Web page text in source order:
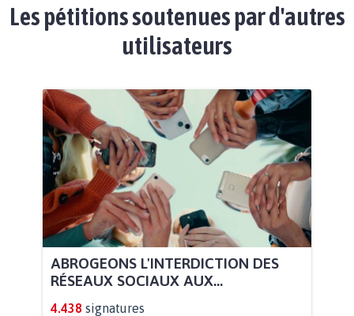
Les pétitions soutenues par d'autres
utilisateurs
ABROGEONS L'INTERDICTION DES
RÉSEAUX SOCIAUX AUX...
4.438 signatures